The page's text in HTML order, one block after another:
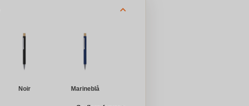
Noir Marineblå